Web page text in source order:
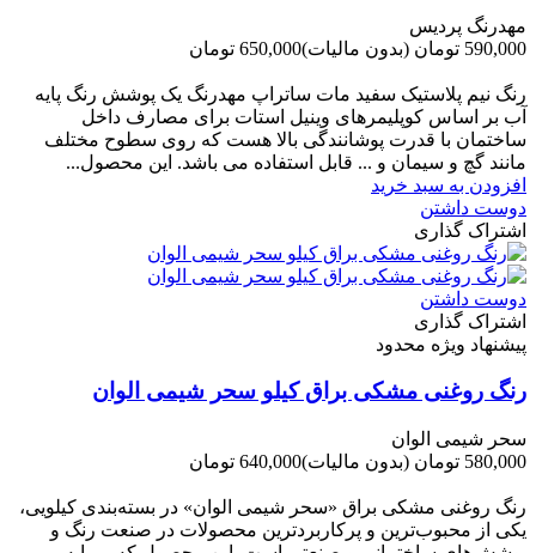
مهدرنگ پردیس
590,000 تومان
(بدون مالیات)650,000 تومان
رنگ نیم پلاستیک سفید مات ساتراپ مهدرنگ یک پوشش رنگ پایه
آب بر اساس کوپلیمرهای وینیل استات برای مصارف داخل
ساختمان با قدرت پوشانندگی بالا هست که روی سطوح مختلف
مانند گچ و سیمان و ... قابل استفاده می باشد. این محصول...
افزودن به سبد خرید
دوست داشتن
اشتراک گذاری
دوست داشتن
اشتراک گذاری
پیشنهاد ویژه محدود
رنگ روغنی مشکی براق کیلو سحر شیمی الوان
سحر شیمی الوان
580,000 تومان
(بدون مالیات)640,000 تومان
رنگ روغنی مشکی براق «سحر شیمی الوان» در بسته‌بندی کیلویی،
یکی از محبوب‌ترین و پرکاربردترین محصولات در صنعت رنگ و